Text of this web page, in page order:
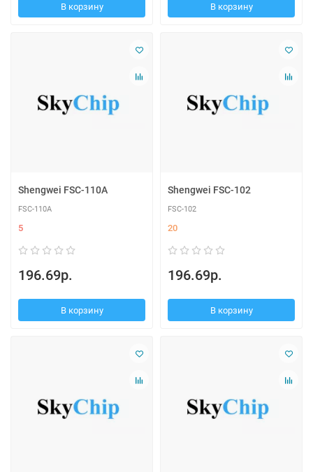
В корзину В корзину
Shengwei FSC-110A
FSC-110A
5
196.69р.
В корзину
Shengwei FSC-102
FSC-102
20
196.69р.
В корзину